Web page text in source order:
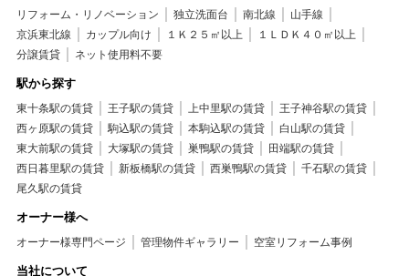
リフォーム・リノベーション 独立洗面台 南北線
山手線
京浜東北線
カップル向け １Ｋ２５㎡以上
１ＬＤＫ４０㎡以上
分譲賃貸
ネット使用料不要
駅から探す
東十条駅の賃貸 王子駅の賃貸 上中里駅の賃貸
王子神谷駅の賃貸
西ヶ原駅の賃貸
駒込駅の賃貸 本駒込駅の賃貸
白山駅の賃貸
東大前駅の賃貸
大塚駅の賃貸 巣鴨駅の賃貸
田端駅の賃貸
西日暮里駅の賃貸
新板橋駅の賃貸 西巣鴨駅の賃貸
千石駅の賃貸
尾久駅の賃貸
オーナー様へ
オーナー様専門ページ 管理物件ギャラリー 空室リフォーム事例
当社について